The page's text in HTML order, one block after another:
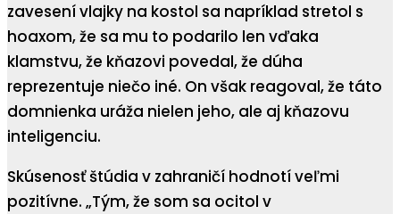
zavesení vlajky na kostol sa napríklad stretol s
hoaxom, že sa mu to podarilo len vďaka
klamstvu, že kňazovi povedal, že dúha
reprezentuje niečo iné. On však reagoval, že táto
domnienka uráža nielen jeho, ale aj kňazovu
inteligenciu.
Skúsenosť štúdia v zahraničí hodnotí veľmi
pozitívne. „Tým, že som sa ocitol v